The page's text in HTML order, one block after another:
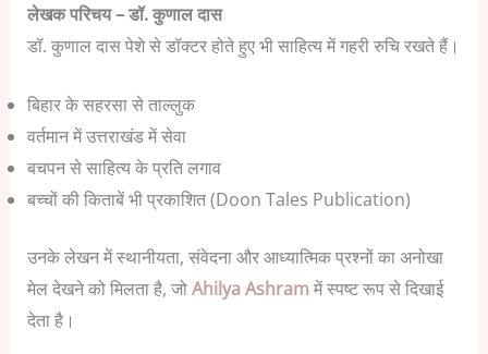
लेखक परिचय – डॉ. कुणाल दास
डॉ. कुणाल दास पेशे से डॉक्टर होते हुए भी साहित्य में गहरी रुचि रखते हैं।
बिहार के सहरसा से ताल्लुक
वर्तमान में उत्तराखंड में सेवा
बचपन से साहित्य के प्रति लगाव
बच्चों की किताबें भी प्रकाशित (Doon Tales Publication)
उनके लेखन में स्थानीयता, संवेदना और आध्यात्मिक प्रश्नों का अनोखा
मेल देखने को मिलता है, जोAhilya Ashram में स्पष्ट रूप से दिखाई
देता है।